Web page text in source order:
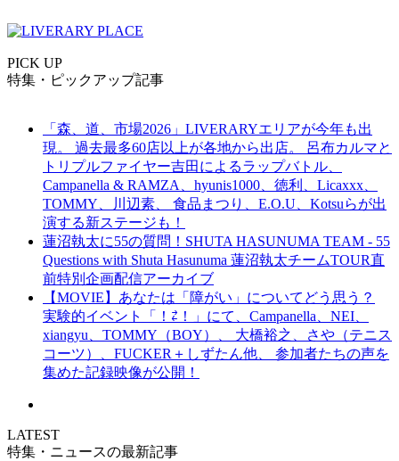
PICK UP
特集・ピックアップ記事
「森、道、市場2026」LIVERARYエリアが今年も出
現。 過去最多60店以上が各地から出店。 呂布カルマと
トリプルファイヤー吉田によるラップバトル、
Campanella & RAMZA、hyunis1000、徳利、Licaxxx、
TOMMY、川辺素、 食品まつり、E.O.U、Kotsuらが出
演する新ステージも！
蓮沼執太に55の質問！SHUTA HASUNUMA TEAM - 55
Questions with Shuta Hasunuma 蓮沼執太チームTOUR直
前特別企画配信アーカイブ
【MOVIE】あなたは「障がい」についてどう思う？
実験的イベント「！⇄！」にて、Campanella、NEI、
xiangyu、TOMMY（BOY）、 大橋裕之、さや（テニス
コーツ）、FUCKER＋しずたん他、 参加者たちの声を
集めた記録映像が公開！
LATEST
特集・ニュースの最新記事